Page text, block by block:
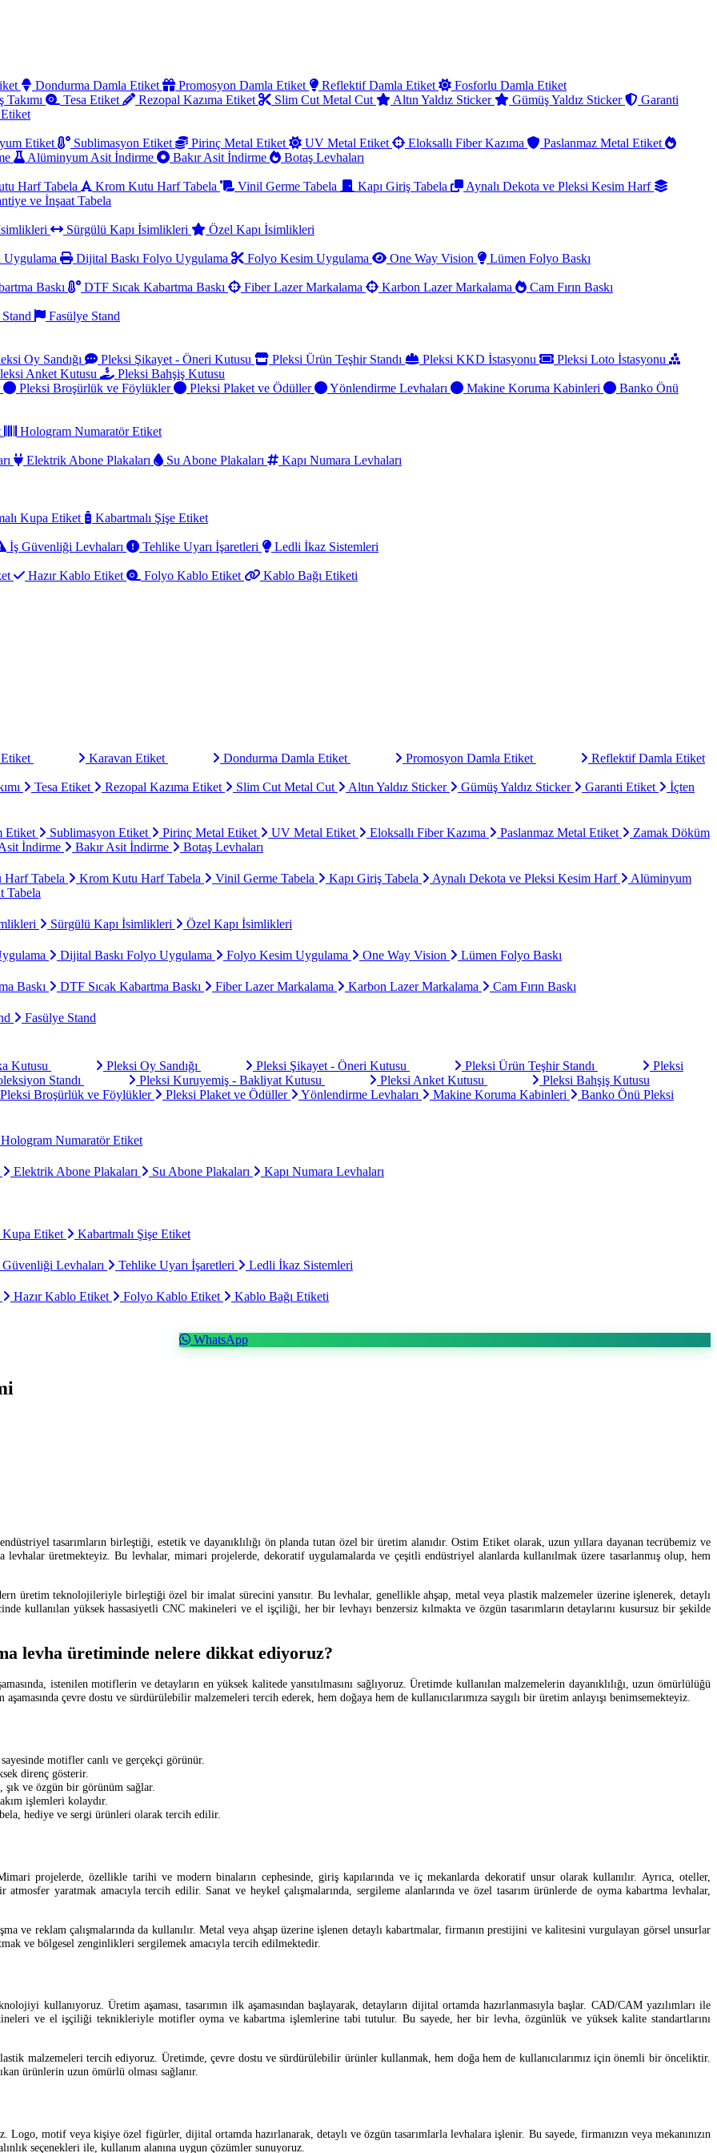
Dondurma Damla Etiket Promosyon Damla Etiket Reflektif Damla Etiket
Fosforlu Damla Etiket
Tesa Etiket Rezopal Kazıma Etiket Slim Cut Metal Cut Altın Yaldız Sticker Gümüş Yaldız Sticker
Garanti
Etiket Sublimasyon Etiket Pirinç Metal Etiket UV Metal Etiket Eloksallı Fiber Kazıma
Paslanmaz Metal Etiket
Alüminyum Asit İndirme Bakır Asit İndirme Botaş Levhaları
Harf Tabela Krom Kutu Harf Tabela Vinil Germe Tabela Kapı Giriş Tabela
Aynalı Dekota ve Pleksi Kesim Harf
ve İnşaat Tabela
Sürgülü Kapı İsimlikleri Özel Kapı İsimlikleri
Dijital Baskı Folyo Uygulama Folyo Kesim Uygulama One Way Vision Lümen Folyo Baskı
Baskı DTF Sıcak Kabartma Baskı Fiber Lazer Markalama Karbon Lazer Markalama Cam Fırın Baskı
Fasülye Stand
Oy Sandığı Pleksi Şikayet - Öneri Kutusu Pleksi Ürün Teşhir Standı Pleksi KKD İstasyonu
Pleksi Loto İstasyonu
Anket Kutusu
Pleksi Bahşiş Kutusu
Pleksi Broşürlük ve Föylükler Pleksi Plaket ve Ödüller Yönlendirme Levhaları Makine Koruma Kabinleri Banko Önü
Hologram Numaratör Etiket
Elektrik Abone Plakaları Su Abone Plakaları Kapı Numara Levhaları
Kupa Etiket Kabartmalı Şişe Etiket
İş Güvenliği Levhaları Tehlike Uyarı İşaretleri Ledli İkaz Sistemleri
Hazır Kablo Etiket Folyo Kablo Etiket Kablo Bağı Etiketi
Karavan Etiket Dondurma Damla Etiket Promosyon Damla Etiket Reflektif Damla Etiket
Tesa Etiket Rezopal Kazıma Etiket Slim Cut Metal Cut Altın Yaldız Sticker Gümüş Yaldız Sticker Garanti Etiket İçten
Etiket Sublimasyon Etiket Pirinç Metal Etiket UV Metal Etiket Eloksallı Fiber Kazıma Paslanmaz Metal Etiket
Zamak Döküm
İndirme
Bakır Asit İndirme Botaş Levhaları
Tabela Krom Kutu Harf Tabela Vinil Germe Tabela Kapı Giriş Tabela Aynalı Dekota ve Pleksi Kesim Harf
Alüminyum
Tabela
Sürgülü Kapı İsimlikleri Özel Kapı İsimlikleri
Dijital Baskı Folyo Uygulama Folyo Kesim Uygulama One Way Vision Lümen Folyo Baskı
Baskı DTF Sıcak Kabartma Baskı Fiber Lazer Markalama Karbon Lazer Markalama Cam Fırın Baskı
Fasülye Stand
Kutusu Pleksi Oy Sandığı Pleksi Şikayet - Öneri Kutusu Pleksi Ürün Teşhir Standı
Pleksi
Standı
Pleksi Kuruyemiş - Bakliyat Kutusu Pleksi Anket Kutusu
Pleksi Bahşiş Kutusu
Broşürlük ve Föylükler
Pleksi Plaket ve Ödüller Yönlendirme Levhaları Makine Koruma Kabinleri Banko Önü Pleksi
Numaratör Etiket
Elektrik Abone Plakaları Su Abone Plakaları Kapı Numara Levhaları
Etiket Kabartmalı Şişe Etiket
Levhaları Tehlike Uyarı İşaretleri Ledli İkaz Sistemleri
Hazır Kablo Etiket Folyo Kablo Etiket Kablo Bağı Etiketi
WhatsApp
tasarımların birleştiği, estetik ve dayanıklılığı ön planda tutan özel bir üretim alanıdır. Ostim Etiket olarak, uzun yıllara dayanan tecrübemiz ve
üretmekteyiz. Bu levhalar, mimari projelerde, dekoratif uygulamalarda ve çeşitli endüstriyel alanlarda kullanılmak üzere tasarlanmış olup, hem
üretim teknolojileriyle birleştiği özel bir imalat sürecini yansıtır. Bu levhalar, genellikle ahşap, metal veya plastik malzemeler üzerine işlenerek, detaylı
kullanılan yüksek hassasiyetli CNC makineleri ve el işçiliği, her bir levhayı benzersiz kılmakta ve özgün tasarımların detaylarını kusursuz bir şekilde
levha üretiminde nelere dikkat ediyoruz?
istenilen motiflerin ve detayların en yüksek kalitede yansıtılmasını sağlıyoruz. Üretimde kullanılan malzemelerin dayanıklılığı, uzun ömürlülüğü
çevre dostu ve sürdürülebilir malzemeleri tercih ederek, hem doğaya hem de kullanıcılarımıza saygılı bir üretim anlayışı benimsemekteyiz.
motifler canlı ve gerçekçi görünür.
direnç gösterir.
ve özgün bir görünüm sağlar.
işlemleri kolaydır.
hediye ve sergi ürünleri olarak tercih edilir.
projelerde, özellikle tarihi ve modern binaların cephesinde, giriş kapılarında ve iç mekanlarda dekoratif unsur olarak kullanılır. Ayrıca, oteller,
yaratmak amacıyla tercih edilir. Sanat ve heykel çalışmalarında, sergileme alanlarında ve özel tasarım ürünlerde de oyma kabartma levhalar,
ve reklam çalışmalarında da kullanılır. Metal veya ahşap üzerine işlenen detaylı kabartmalar, firmanın prestijini ve kalitesini vurgulayan görsel unsurlar
ve bölgesel zenginlikleri sergilemek amacıyla tercih edilmektedir.
kullanıyoruz. Üretim aşaması, tasarımın ilk aşamasından başlayarak, detayların dijital ortamda hazırlanmasıyla başlar. CAD/CAM yazılımları ile
ve el işçiliği teknikleriyle motifler oyma ve kabartma işlemlerine tabi tutulur. Bu sayede, her bir levha, özgünlük ve yüksek kalite standartlarını
malzemeleri tercih ediyoruz. Üretimde, çevre dostu ve sürdürülebilir ürünler kullanmak, hem doğa hem de kullanıcılarımız için önemli bir önceliktir.
ürünlerin uzun ömürlü olması sağlanır.
motif veya kişiye özel figürler, dijital ortamda hazırlanarak, detaylı ve özgün tasarımlarla levhalara işlenir. Bu sayede, firmanızın veya mekanınızın
seçenekleri ile, kullanım alanına uygun çözümler sunuyoruz.